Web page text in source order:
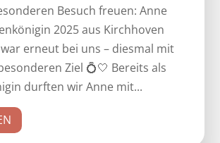
Besuch freuen: Anne
2025 aus Kirchhoven
erneut bei uns – diesmal mit
Ziel 💍🤍 Bereits als
durften wir Anne mit...